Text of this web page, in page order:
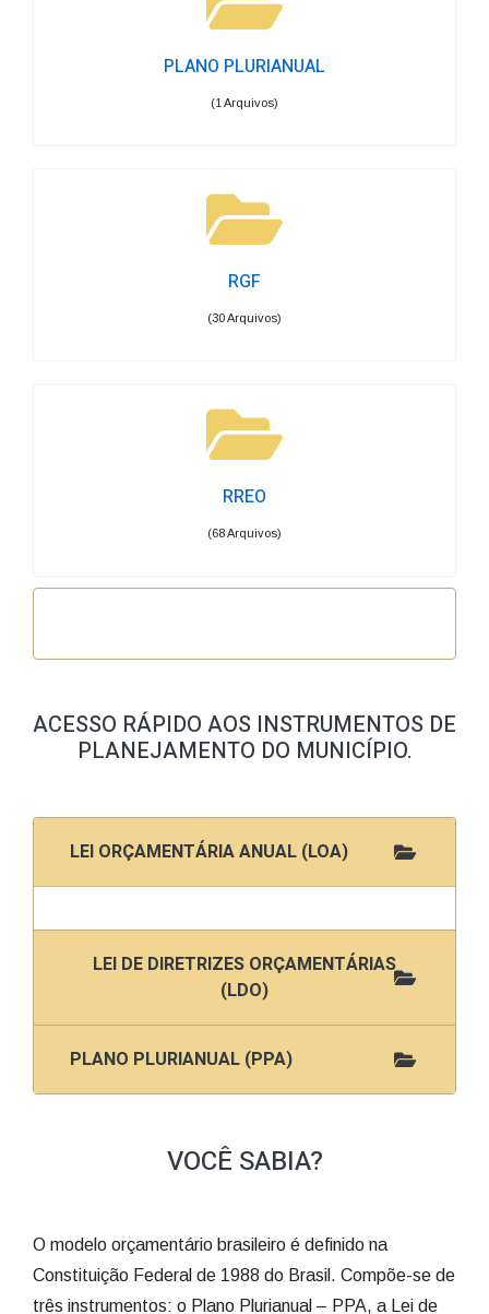
PLANO PLURIANUAL
(1 Arquivos)
RGF
(30 Arquivos)
RREO
(68 Arquivos)
ACESSO RÁPIDO AOS INSTRUMENTOS DE
PLANEJAMENTO DO MUNICÍPIO.
LEI ORÇAMENTÁRIA ANUAL (LOA)
LEI DE DIRETRIZES ORÇAMENTÁRIAS
(LDO)
PLANO PLURIANUAL (PPA)
VOCÊ SABIA?
O modelo orçamentário brasileiro é definido na
Constituição Federal de 1988 do Brasil. Compõe-se de
três instrumentos: o Plano Plurianual – PPA, a Lei de